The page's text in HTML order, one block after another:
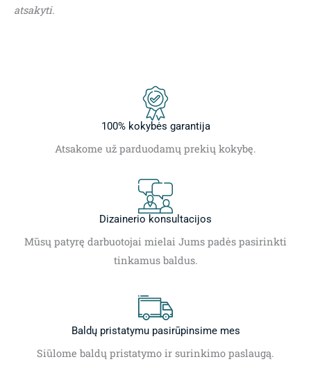
atsakyti.
100% kokybės garantija
Atsakome už parduodamų prekių kokybę.
Dizainerio konsultacijos
Mūsų patyrę darbuotojai mielai Jums padės pasirinkti
tinkamus baldus.
Baldų pristatymu pasirūpinsime mes
Siūlome baldų pristatymo ir surinkimo paslaugą.